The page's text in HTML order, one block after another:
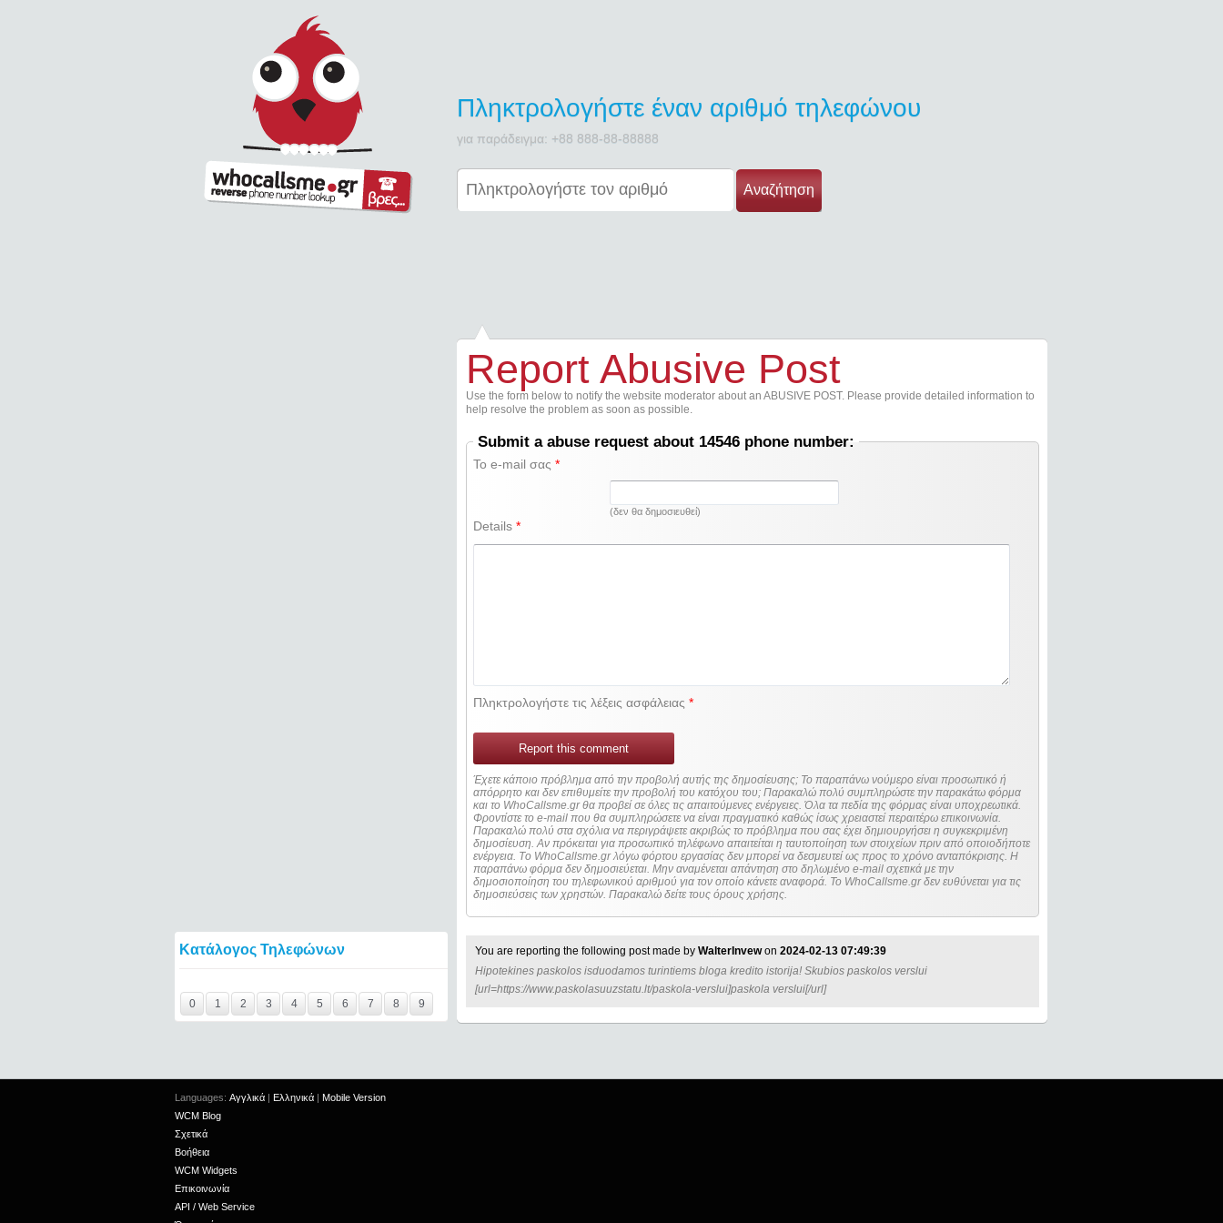
Πληκτρολογήστε έναν αριθμό τηλεφώνου
για παράδειγμα: +88 888-88-88888
Αναζήτηση
Κατάλογος Τηλεφώνων
0
1 2 3 4 5 6 7 8 9
Report Abusive Post
Use the form below to notify the website moderator about an ABUSIVE POST. Please provide detailed information to
help resolve the problem as soon as possible.
Submit a abuse request about 14546 phone number:
Το e-mail σας*
(δεν θα δημοσιευθεί)
Details*
Πληκτρολογήστε τις λέξεις ασφάλειας*
Report this comment
Έχετε κάποιο πρόβλημα από την προβολή αυτής της δημοσίευσης; Το παραπάνω νούμερο είναι προσωπικό ή
απόρρητο και δεν επιθυμείτε την προβολή του κατόχου του; Παρακαλώ πολύ συμπληρώστε την παρακάτω φόρμα
και το WhoCallsme.gr θα προβεί σε όλες τις απαιτούμενες ενέργειες. Όλα τα πεδία της φόρμας είναι υποχρεωτικά.
Φροντίστε το e-mail που θα συμπληρώσετε να είναι πραγματικό καθώς ίσως χρειαστεί περαιτέρω επικοινωνία.
Παρακαλώ πολύ στα σχόλια να περιγράψετε ακριβώς το πρόβλημα που σας έχει δημιουργήσει η συγκεκριμένη
δημοσίευση. Αν πρόκειται για προσωπικό τηλέφωνο απαιτείται η ταυτοποίηση των στοιχείων πριν από οποιοδήποτε
ενέργεια. Τo WhoCallsme.gr λόγω φόρτου εργασίας δεν μπορεί να δεσμευτεί ως προς το χρόνο ανταπόκρισης. Η
παραπάνω φόρμα δεν δημοσιεύεται. Μην αναμένεται απάντηση στο δηλωμένο e-mail σχετικά με την
δημοσιοποίηση του τηλεφωνικού αριθμού για τον οποίο κάνετε αναφορά. Το WhoCallsme.gr δεν ευθύνεται για τις
δημοσιεύσεις των χρηστών. Παρακαλώ δείτε τους όρους χρήσης.
You are reporting the following post made by WalterInvewon 2024-02-13 07:49:39
Hipotekines paskolos isduodamos turintiems bloga kredito istorija! Skubios paskolos verslui
[url=https://www.paskolasuuzstatu.lt/paskola-verslui]paskola verslui[/url]
Languages: Αγγλικά | Ελληνικά | Mobile Version
WCM Blog
Σχετικά
Βοήθεια
WCM Widgets
Επικοινωνία
API / Web Service